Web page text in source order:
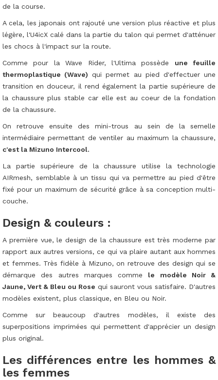
de la course.
A cela, les japonais ont rajouté une version plus réactive et plus
légère, l'U4icX calé dans la partie du talon qui permet d'atténuer
les chocs à l'impact sur la route.
Comme pour la Wave Rider, l'Ultima possède une feuille
thermoplastique (Wave) qui permet au pied d'effectuer une
transition en douceur, il rend également la partie supérieure de
la chaussure plus stable car elle est au coeur de la fondation
de la chaussure.
On retrouve ensuite des mini-trous au sein de la semelle
intermédiaire permettant de ventiler au maximum la chaussure,
c'est la Mizuno Intercool.
La partie supérieure de la chaussure utilise la technologie
AIRmesh, semblable à un tissu qui va permettre au pied d'être
fixé pour un maximum de sécurité grâce à sa conception multi-
couche.
Design & couleurs :
A première vue, le design de la chaussure est très moderne par
rapport aux autres versions, ce qui va plaire autant aux hommes
et femmes. Très fidèle à Mizuno, on retrouve des design qui se
démarque des autres marques comme le modèle Noir &
Jaune, Vert & Bleu ou Rose qui sauront vous satisfaire. D'autres
modèles existent, plus classique, en Bleu ou Noir.
Comme sur beaucoup d'autres modèles, il existe des
superpositions imprimées qui permettent d'apprécier un design
plus original.
Les différences entre les hommes &
les femmes